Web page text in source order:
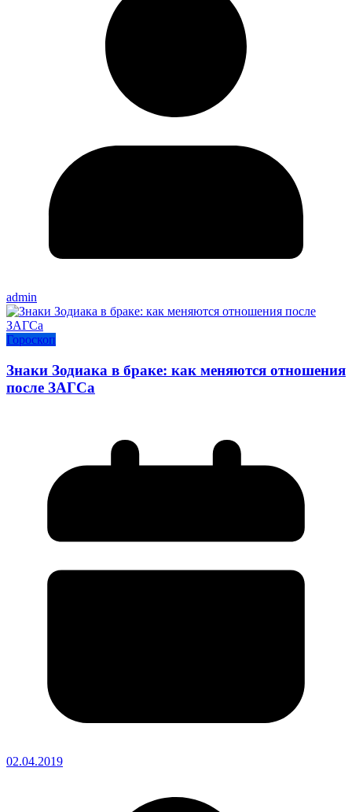
admin
Гороскоп
Знаки Зодиака в браке: как меняются отношения
после ЗАГСа
02.04.2019